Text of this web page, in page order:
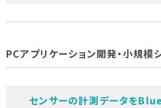
PCアプリケーション開発・小規模
センサーの計測データを